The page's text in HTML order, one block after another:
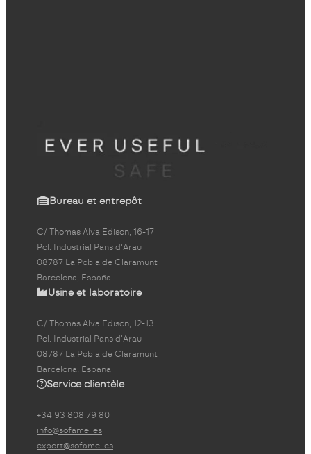
Bureau et entrepôt
C/ Thomas Alva Edison, 16-17
Pol. Industrial Pans d'Arau
08787 La Pobla de Claramunt
Barcelona, España
Usine et laboratoire
C/ Thomas Alva Edison, 12-13
Pol. Industrial Pans d'Arau
08787 La Pobla de Claramunt
Barcelona, España
Service clientèle
+34 93 808 79 80
info@sofamel.es
export@sofamel.es